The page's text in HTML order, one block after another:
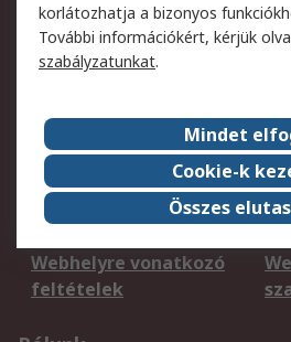
Regisztráció
Termékvisszaküldés
Szolgáltatások
Jogi
Adatvédelmi
szabályzat
Az
Cookie szabályzat
Webhelyre vonatkozó
feltételek
korlátozhatja a bizonyos
További információkért, kérjük
szabályzatunkat.
Mindet
Cookie-k
Összes